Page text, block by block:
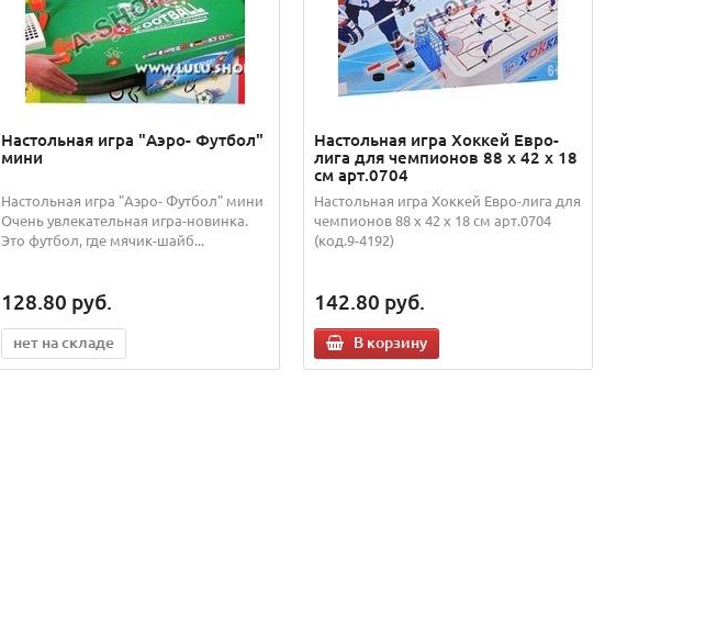
Настольная игра "Аэро- Футбол"
мини
Настольная игра "Аэро- Футбол" мини
Очень увлекательная игра-новинка.
Это футбол, где мячик-шайб...
128.80 руб.
нет на складе
Настольная игра Хоккей Евро-
лига для чемпионов 88 х 42 х 18
см арт.0704
Настольная игра Хоккей Евро-лига для
чемпионов 88 х 42 х 18 см арт.0704
(код.9-4192)
142.80 руб.
В корзину